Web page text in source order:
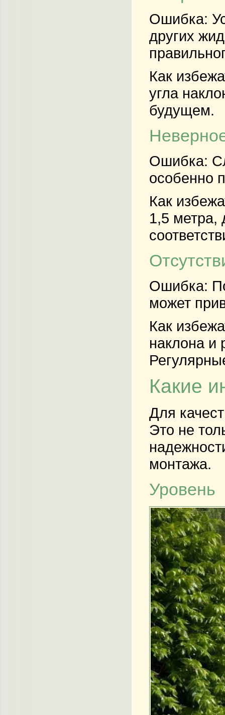
Ошибка:
других
Как
угла
будущем.
Ошибка:
особенно
Как
1,5 метра,
Ошибка:
может
Как
наклона и
Какие
Для
Это не
монтажа.
Уровень